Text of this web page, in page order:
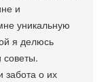
и
уникальную
я делюсь
советы.
забота о их